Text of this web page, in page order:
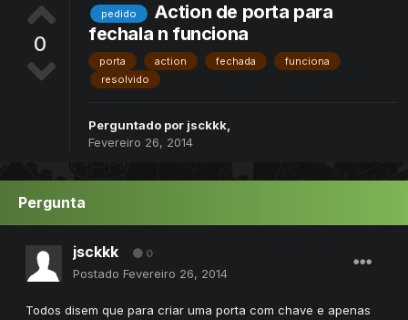
0
pedido
Action de porta para
fechala n funciona
porta action fechada
funciona
resolvido
Perguntado por jsckkk,
Fevereiro 26, 2014
Pergunta
jsckkk 0
Postado Fevereiro 26, 2014
Todos disem que para criar uma porta com chave e apenas